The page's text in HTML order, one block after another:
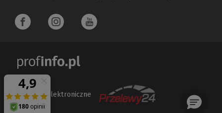
Płatności elektroniczne
(Nowe
okno)
(Link
do